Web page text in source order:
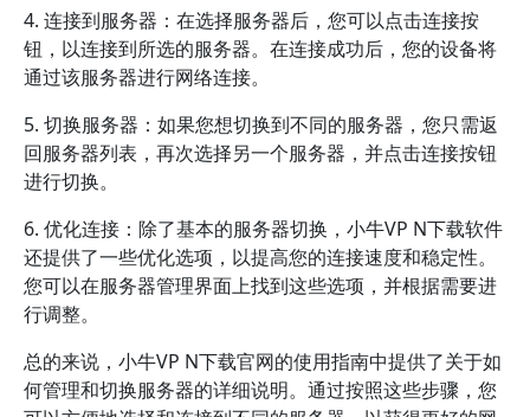
4. 连接到服务器：在选择服务器后，您可以点击连接按
钮，以连接到所选的服务器。在连接成功后，您的设备将
通过该服务器进行网络连接。
5. 切换服务器：如果您想切换到不同的服务器，您只需返
回服务器列表，再次选择另一个服务器，并点击连接按钮
进行切换。
6. 优化连接：除了基本的服务器切换，小牛VP N下载软件
还提供了一些优化选项，以提高您的连接速度和稳定性。
您可以在服务器管理界面上找到这些选项，并根据需要进
行调整。
总的来说，小牛VP N下载官网的使用指南中提供了关于如
何管理和切换服务器的详细说明。通过按照这些步骤，您